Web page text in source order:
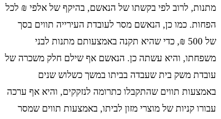
מתנות, לרוב לפי בקשתו של הנאשם, בהיקף של אלפי ₪ לכל
הפחות. כמו כן, הנאשם מסר לעובדת העירייה תווים בסך
של 500 ₪, כדי שהיא תקנה באמצעותם מתנות לבני
משפחתו, והיא עשתה כן. הנאשם אף שילם חלק משכרה של
עובדת משק בית שעבדה בביתו במשך כשלוש שנים
באמצעות תווים שהתקבלו כתרומה לנזקקים, והיא אף ערכה
עבורו קניות של מוצרי מזון לביתו, באמצעות תווים שמסר